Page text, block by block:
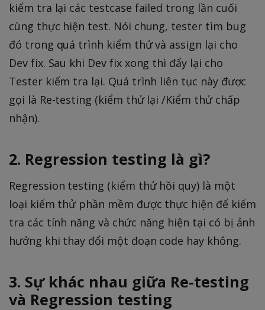
kiểm tra lại các testcase failed trong lần cuối
cùng thực hiện test. Nói chung, tester tìm bug
đó trong quá trình kiểm thử và assign lại cho
Dev fix. Sau khi Dev fix xong thì đẩy lại cho
Tester kiểm tra lại. Quá trình liên tục này được
gọi là Re-testing (kiểm thử lại /Kiểm thử chấp
nhận).
2. Regression testing là gì?
Regression testing (kiểm thử hồi quy) là một
loại kiểm thử phần mềm được thực hiện để kiểm
tra các tính năng và chức năng hiện tại có bị ảnh
hưởng khi thay đổi một đoạn code hay không.
3. Sự khác nhau giữa Re-testing
và Regression testing